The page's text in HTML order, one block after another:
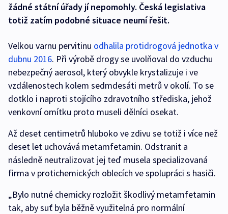
žádné státní úřady jí nepomohly. Česká legislativa
totiž zatím podobné situace neumí řešit.
Velkou varnu pervitinu odhalila protidrogová jednotka v
dubnu 2016. Při výrobě drogy se uvolňoval do vzduchu
nebezpečný aerosol, který obvykle krystalizuje i ve
vzdálenostech kolem sedmdesáti metrů v okolí. To se
dotklo i naproti stojícího zdravotního střediska, jehož
venkovní omítku proto museli dělníci osekat.
Až deset centimetrů hluboko ve zdivu se totiž i více než
deset let uchovává metamfetamin. Odstranit a
následně neutralizovat jej teď musela specializovaná
firma v protichemických oblecích ve spolupráci s hasiči.
„Bylo nutné chemicky rozložit škodlivý metamfetamin
tak, aby suť byla běžně využitelná pro normální